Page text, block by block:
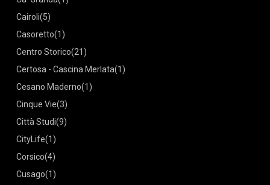
Cairoli(5)
Casoretto(1)
Centro Storico(21)
Certosa - Cascina Merlata(1)
Cesano Maderno(1)
Cinque Vie(3)
Città Studi(9)
CityLife(1)
Corsico(4)
Cusago(1)